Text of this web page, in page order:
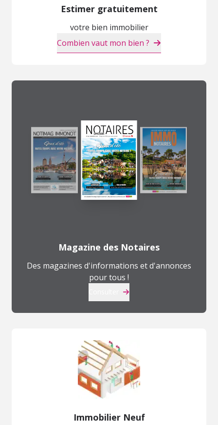
Estimer gratuitement
votre bien immobilier
Combien vaut mon bien ?
Magazine des Notaires
Des magazines d'informations et d'annonces
pour tous !
Immobilier Neuf